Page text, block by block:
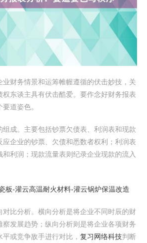
业财务情景和运筹帷幄遵循的伏击妙技，关
东谈主具有伏击酷爱。要作念好财务报表
道姿色。
成。主要包括钞票欠债表、利润表和现款
企业的钞票、欠债和悉数者权利；利润表
和利润；现款流量表则纪录企业现款的流入
板-灌云高温耐火材料-灌云锅炉保温改造
比分析。横向分析是将企业不同时辰的财
发展趋势；纵向分析则是将企业各项财务
或竞争敌手进行对比， 复习网络科技判断